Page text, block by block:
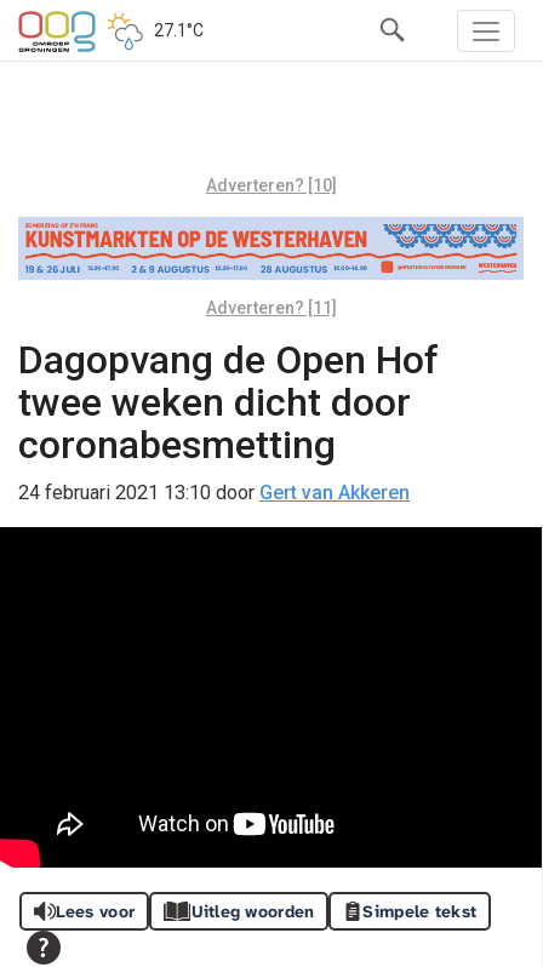
27.1°C
Adverteren? [10]
Adverteren? [11]
Dagopvang de Open Hof
twee weken dicht door
coronabesmetting
24 februari 2021 13:10 door Gert van Akkeren
Lees voor Uitleg woorden Simpele tekst